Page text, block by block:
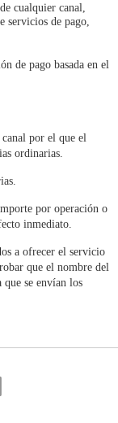
cualquier canal,
servicios de pago,
de pago basada en el
por el que el
ordinarias.
por operación o
inmediato.
a ofrecer el servicio
que el nombre del
se envían los